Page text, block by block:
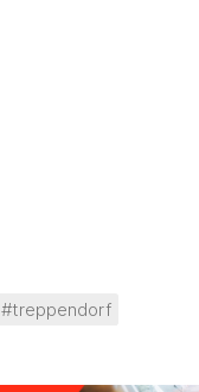
#treppendorf